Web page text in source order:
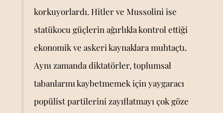
korkuyorlardı. Hitler ve Mussolini ise
statükocu güçlerin ağırlıkla kontrol ettiği
ekonomik ve askeri kaynaklara muhtaçtı.
Aynı zamanda diktatörler, toplumsal
tabanlarını kaybetmemek için yaygaracı
popülist partilerini zayıflatmayı çok göze